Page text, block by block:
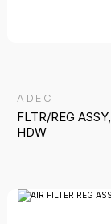
ADEC
FLTR/REG
HDW